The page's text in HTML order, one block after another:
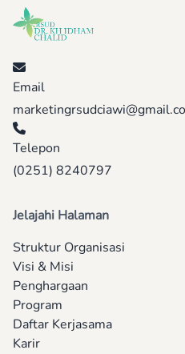
Email
Telepon
(0251) 8240797
Jelajahi Halaman
Struktur Organisasi
Visi & Misi
Penghargaan
Program
Daftar Kerjasama
Karir